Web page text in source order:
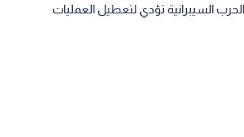
الحرب السيبرانية تؤدي لتعطيل العمليات